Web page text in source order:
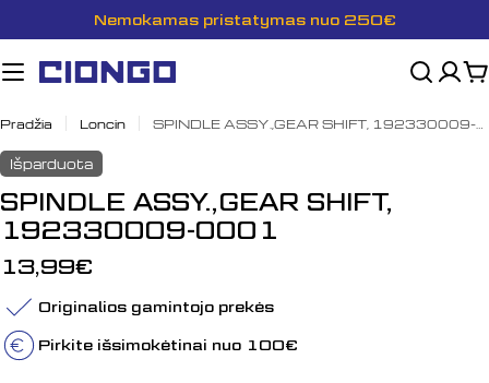
prie
turinio
Nemokamas pristatymas nuo 250€
Pradžia Loncin SPINDLE ASSY.,GEAR SHIFT, 192330009-0001
Išparduota
SPINDLE ASSY.,GEAR SHIFT,
192330009-0001
Įprasta
kaina
13,99€
Originalios gamintojo prekės
Pirkite išsimokėtinai nuo 100€